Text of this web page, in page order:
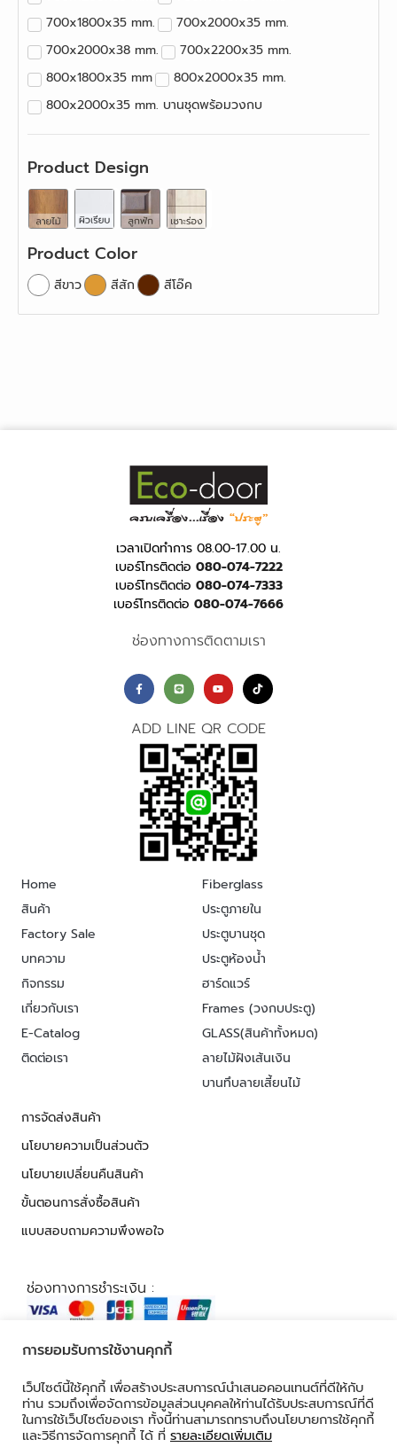
700x1800x35 mm.
700x2000x35 mm.
700x2000x38 mm.
700x2200x35 mm.
800x1800x35 mm
800x2000x35 mm.
800x2000x35 mm. บานชุดพร้อมวงกบ
800x2000x38 mm.
800x2200x35 mm.
800x2400x35 mm.
900x2200x35 mm.
900x2400x35 mm.
Product Design
Product Color
สีขาว สีสัก สีโอ๊ค
เวลาเปิดทำการ 08.00-17.00 น.
เบอร์โทรติดต่อ 080-074-7222
เบอร์โทรติดต่อ 080-074-7333
เบอร์โทรติดต่อ 080-074-7666
ช่องทางการติดตามเรา
ADD LINE QR CODE
Home
สินค้า
Factory Sale
บทความ
กิจกรรม
เกี่ยวกับเรา
E-Catalog
ติดต่อเรา
Fiberglass
ประตูภายใน
ประตูบานชุด
ประตูห้องน้ำ
ฮาร์ดแวร์
Frames (วงกบประตู)
GLASS(สินค้าทั้งหมด)
ลายไม้ฝังเส้นเงิน
บานทึบลายเสี้ยนไม้
การจัดส่งสินค้า
นโยบายความเป็นส่วนตัว
นโยบายเปลี่ยนคืนสินค้า
ขั้นตอนการสั่งซื้อสินค้า
แบบสอบถามความพึงพอใจ
ช่องทางการชำระเงิน :
© 2026 ALL RIGHTS RESERVED​
การยอมรับการใช้งานคุกกี้
เว็ปไซต์นี้ใช้คุกกี้ เพื่อสร้างประสบการณ์นำเสนอคอนเทนต์ที่ดีให้กับ
ท่าน รวมถึงเพื่อจัดการข้อมูลส่วนบุคคลให้ท่านได้รับประสบการณ์ที่ดี
ในการใช้เว็ปไซต์ของเรา ทั้งนี้ท่านสามารถทราบถึงนโยบายการใช้คุกกี้
และวิธีการจัดการคุกกี้ ได้ ที่ รายละเอียดเพิ่มเติม